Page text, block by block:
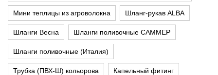
Мини теплицы из агроволокна Шланг-рукав ALBA
Шланги Весна Шланги поливочные САММЕР
Шланги поливочные (Италия)
Трубка (ПВХ-Ш) кольорова Капельный фитинг